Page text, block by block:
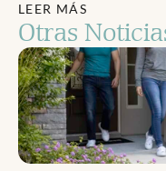
LEER MÁS
Otras